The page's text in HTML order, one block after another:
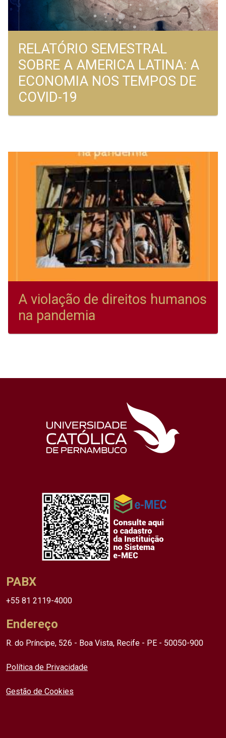
RELATÓRIO SEMESTRAL
SOBRE A AMERICA LATINA: A
ECONOMIA NOS TEMPOS DE
COVID-19
A violação de direitos humanos
na pandemia
PABX
+55 81 2119-4000
Endereço
R. do Príncipe, 526 - Boa Vista, Recife - PE - 50050-900
Política de Privacidade
Gestão de Cookies